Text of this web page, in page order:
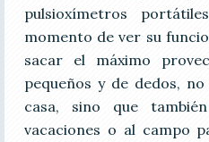
pulsioxímetros
momento de ver su
sacar el máximo
pequeños y de dedos,
casa, sino que
vacaciones o al campo